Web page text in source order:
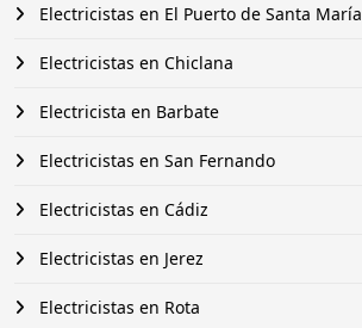
Electricistas en El Puerto de Santa María
Electricistas en Chiclana
Electricista en Barbate
Electricistas en San Fernando
Electricistas en Cádiz
Electricistas en Jerez
Electricistas en Rota